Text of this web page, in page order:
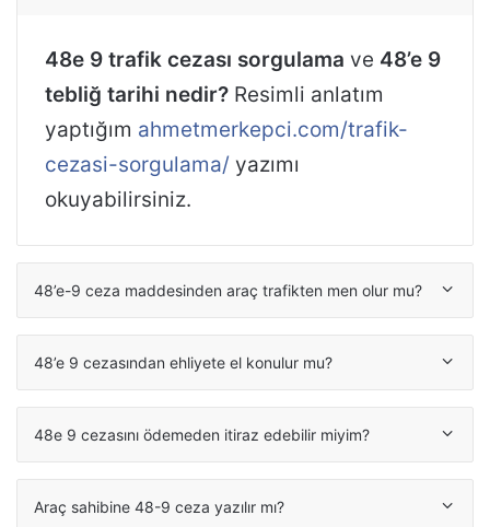
48e 9 trafik cezası sorgulama ve 48’e 9
tebliğ tarihi nedir? Resimli anlatım
yaptığım ahmetmerkepci.com/trafik-
cezasi-sorgulama/ yazımı
okuyabilirsiniz.
48’e-9 ceza maddesinden araç trafikten men olur mu?
48’e 9 cezasından ehliyete el konulur mu?
48e 9 cezasını ödemeden itiraz edebilir miyim?
Araç sahibine 48-9 ceza yazılır mı?